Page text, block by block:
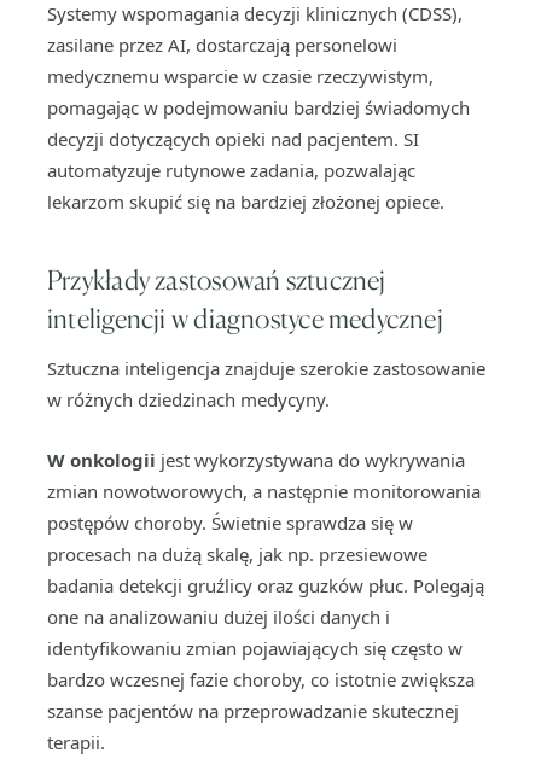
Systemy wspomagania decyzji klinicznych (CDSS),
zasilane przez AI, dostarczają personelowi
medycznemu wsparcie w czasie rzeczywistym,
pomagając w podejmowaniu bardziej świadomych
decyzji dotyczących opieki nad pacjentem. SI
automatyzuje rutynowe zadania, pozwalając
lekarzom skupić się na bardziej złożonej opiece.
Przykłady zastosowań sztucznej
inteligencji w diagnostyce medycznej
Sztuczna inteligencja znajduje szerokie zastosowanie
w różnych dziedzinach medycyny.
W onkologii jest wykorzystywana do wykrywania
zmian nowotworowych, a następnie monitorowania
postępów choroby. Świetnie sprawdza się w
procesach na dużą skalę, jak np. przesiewowe
badania detekcji gruźlicy oraz guzków płuc. Polegają
one na analizowaniu dużej ilości danych i
identyfikowaniu zmian pojawiających się często w
bardzo wczesnej fazie choroby, co istotnie zwiększa
szanse pacjentów na przeprowadzanie skutecznej
terapii.